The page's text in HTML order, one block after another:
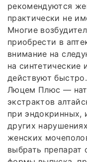
рекомендуются
практически не
Многие
приобрести в
внимание на
на синтетические
действуют
Люцем Плюс —
экстрактов
при эндокринных,
других
женских
выбрать препарат